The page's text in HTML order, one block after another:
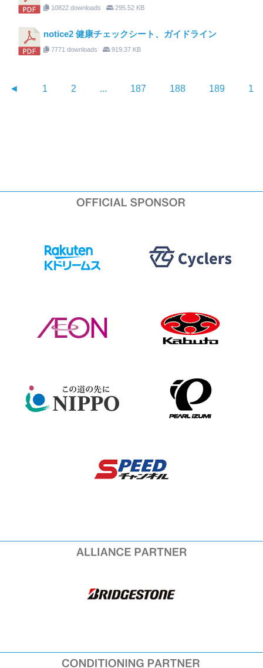
10822 downloads 295.52 KB
notice2 健康チェックシート、ガイドライン
7771 downloads 919.37 KB
◄ 1 2 ... 187 188 189